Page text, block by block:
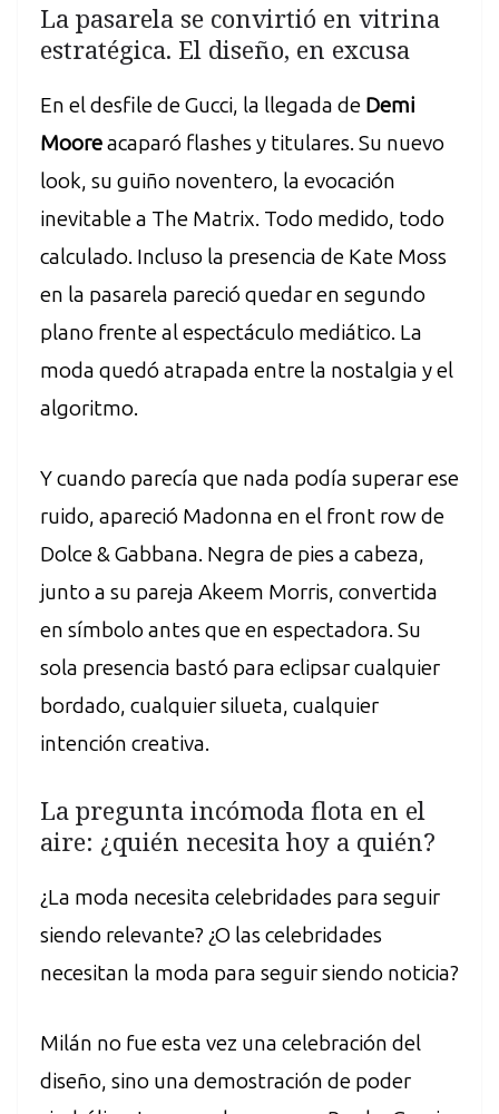
La pasarela se convirtió en vitrina
estratégica. El diseño, en excusa
En el desfile de Gucci, la llegada de Demi
Mooreacaparó flashes y titulares. Su nuevo
look, su guiño noventero, la evocación
inevitable a The Matrix. Todo medido, todo
calculado. Incluso la presencia de Kate Moss
en la pasarela pareció quedar en segundo
plano frente al espectáculo mediático. La
moda quedó atrapada entre la nostalgia y el
algoritmo.
Y cuando parecía que nada podía superar ese
ruido, apareció Madonna en el front row de
Dolce & Gabbana. Negra de pies a cabeza,
junto a su pareja Akeem Morris, convertida
en símbolo antes que en espectadora. Su
sola presencia bastó para eclipsar cualquier
bordado, cualquier silueta, cualquier
intención creativa.
La pregunta incómoda flota en el
aire: ¿quién necesita hoy a quién?
¿La moda necesita celebridades para seguir
siendo relevante? ¿O las celebridades
necesitan la moda para seguir siendo noticia?
Milán no fue esta vez una celebración del
diseño, sino una demostración de poder